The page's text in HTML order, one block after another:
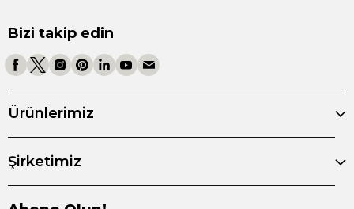
Bizi takip edin
Ürünlerimiz
Şirketimiz